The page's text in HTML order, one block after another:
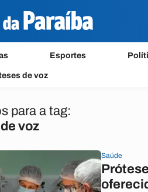
Esportes
de voz
para a tag:
voz
Saúde